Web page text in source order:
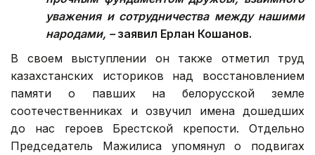
уважения и сотрудничества между нашими
народами, –заявил Ерлан Кошанов.
В своем выступлении он также отметил труд
казахстанских историков над восстановлением
памяти о павших на белорусской земле
соотечественниках и озвучил имена дошедших
до нас героев Брестской крепости. Отдельно
Председатель Мажилиса упомянул о подвигах